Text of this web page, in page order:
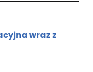
wraz z